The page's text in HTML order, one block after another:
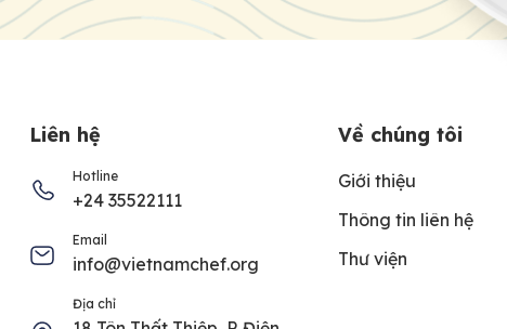
Liên hệ
Hotline
+24 35522111
Email
info@vietnamchef.org
Địa chỉ
Về chúng tôi
Giới thiệu
Thông tin liên hệ
Thư viện